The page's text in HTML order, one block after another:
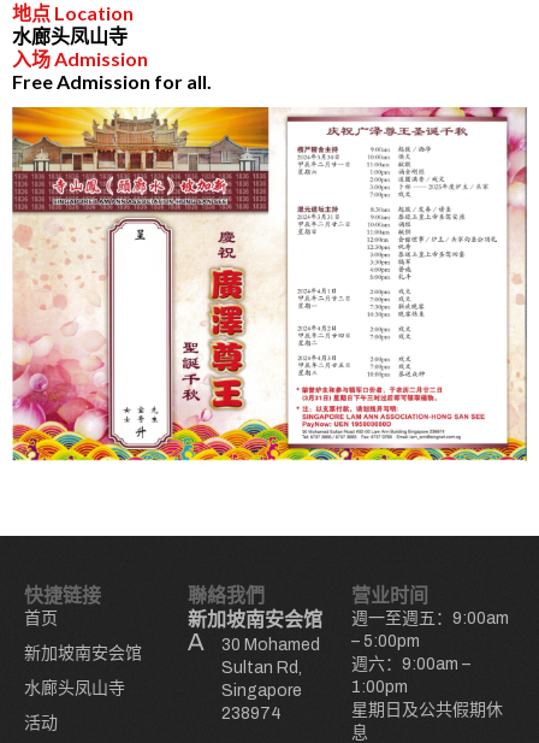
地点 Location
水廊头凤山寺
入场 Admission
Free Admission for all.
快捷链接
首页
新加坡南安会馆
水廊头凤山寺
活动
聯絡我們
新加坡南安会馆
30 Mohamed
Sultan Rd,
Singapore
238974
营业时间
週一至週五：9:00am
– 5:00pm
週六：9:00am –
1:00pm
星期日及公共假期休
息